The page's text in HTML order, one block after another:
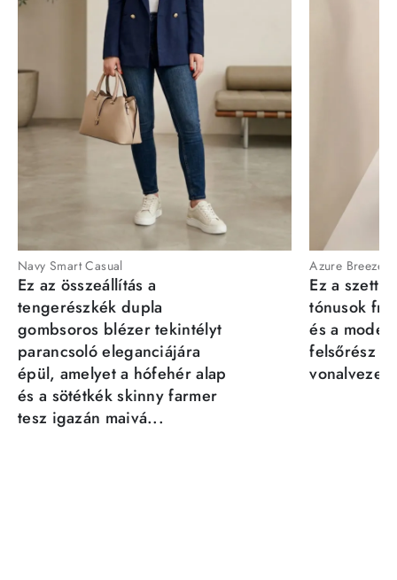
Navy Smart Casual
Ez az összeállítás a
tengerészkék dupla
gombsoros blézer tekintélyt
parancsoló eleganciájára
épül, amelyet a hófehér alap
és a sötétkék skinny farmer
tesz igazán maivá...
Azure Breeze
Ez a szett
tónusok
és a
felsőrész